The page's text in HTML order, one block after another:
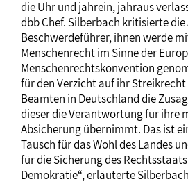
die Uhr und jahrein, jahraus
dbb Chef. Silberbach kritisierte
Beschwerdeführer, ihnen werde
Menschenrecht im Sinne der
Menschenrechtskonvention
für den Verzicht auf ihr
Beamten in Deutschland die
dieser die Verantwortung für ihre
Absicherung übernimmt. Das ist
Tausch für das Wohl des Landes
für die Sicherung des
Demokratie“, erläuterte